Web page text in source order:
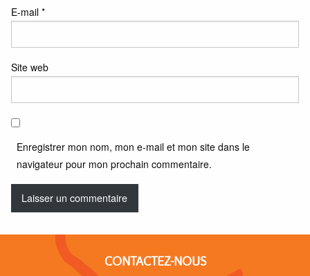
E-mail *
Site web
Enregistrer mon nom, mon e-mail et mon site dans le
navigateur pour mon prochain commentaire.
CONTACTEZ-NOUS